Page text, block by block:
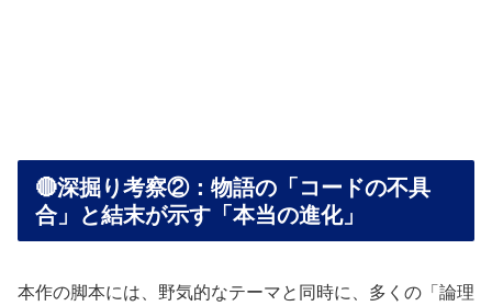
🔴深掘り考察②：物語の「コードの不具
合」と結末が示す「本当の進化」
本作の脚本には、野気的なテーマと同時に、多くの「論理